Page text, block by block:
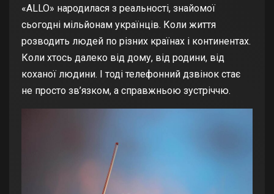
«ALLO» народилася з реальності, знайомої
сьогодні мільйонам українців. Коли життя
розводить людей по різних країнах і континентах.
Коли хтось далеко від дому, від родини, від
коханої людини. І тоді телефонний дзвінок стає
не просто зв’язком, а справжньою зустріччю.